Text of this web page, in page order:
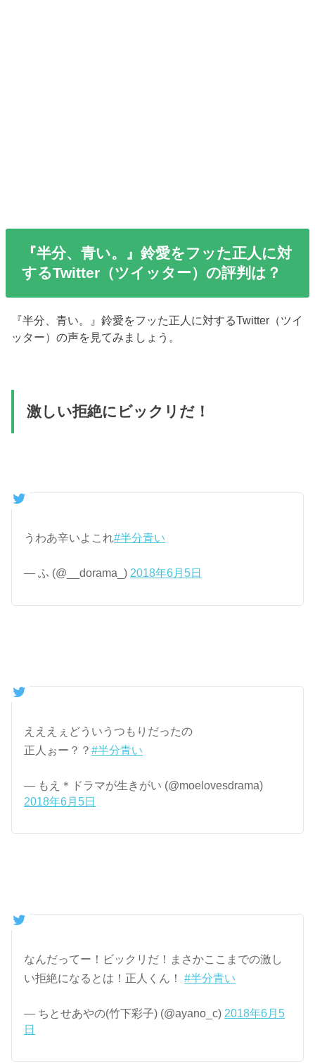
『半分、青い。』鈴愛をフッた正人に対
するTwitter（ツイッター）の評判は？
『半分、青い。』鈴愛をフッた正人に対するTwitter（ツイ
ッター）の声を見てみましょう。
激しい拒絶にビックリだ！
うわあ辛いよこれ#半分青い
— ふ (@__dorama_) 2018年6月5日
えええぇどういうつもりだったの
正人ぉー？？#半分青い
— もえ＊ドラマが生きがい (@moelovesdrama)
2018年6月5日
なんだってー！ビックリだ！まさかここまでの激し
い拒絶になるとは！正人くん！#半分青い
— ちとせあやの(竹下彩子) (@ayano_c) 2018年6月5
日